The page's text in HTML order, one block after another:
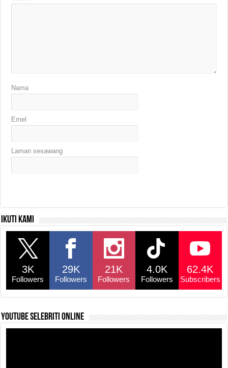
Nama
Emel
Laman sesawang
Ikuti kami
3K
Followers
29K
Followers
21K
Followers
4.0K
Followers
62.4K
Subscribers
YouTube selebriti online